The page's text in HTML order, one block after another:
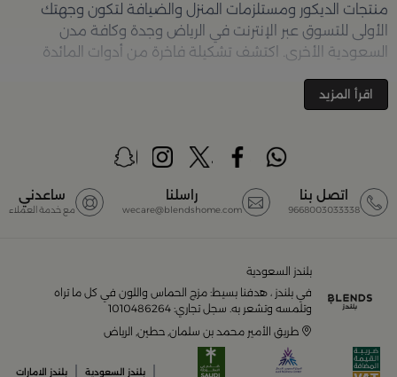
منتجات الديكور ومستلزمات المنزل والضيافة لتكون وجهتك
الأولى للتسوق عبر الإنترنت في الرياض وجدة وكافة مدن
السعودية الأخرى. اكتشف تشكيلة فاخرة من أدوات المائدة
جمالية على كل زاوية في منزلك – كل ذلك وأكثر في مكان واحد.
أفضل المنتجات والتصاميم في السعودية
منزلك وإضفاء لمسات أناقة. ستجد لدينا كل ما ترغب به من:
أواني تقديم فاخرة وأطقم مائدة راقية
أدوات القهوة والشاي الفريدة
اقرأ المزيد
اتصل بنا
9668003033338
راسلنا
wecare@blendshome.com
ساعدني
مع خدمة العملاء
بلندز السعودية
في بلندز ، هدفنا بسيط: مزج الحماس واللون في كل ما تراه
وتلمسه وتشعر به. سجل تجاري: 1010486264
طريق الأمير محمد بن سلمان, حطين, الرياض
بلندز السعودية بلندز الامارات